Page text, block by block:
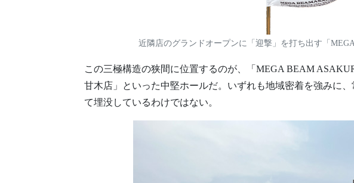
近隣店のグランドオープンに「迎撃」を打ち出す「
この三極構造の狭間に位置するのが、「MEGA BEAM
甘木店」といった中堅ホールだ。いずれも地域密着を強みに
て埋没しているわけではない。